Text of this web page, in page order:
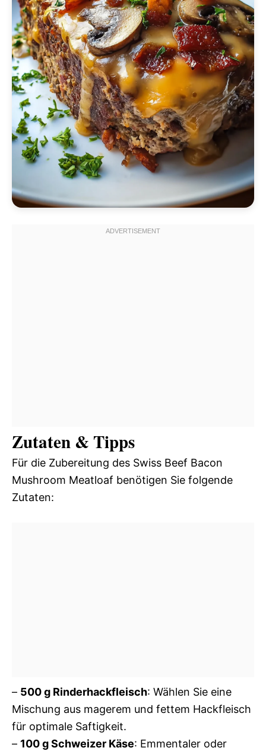
Zutaten & Tipps
Für die Zubereitung des Swiss Beef Bacon
Mushroom Meatloaf benötigen Sie folgende
Zutaten:
– 500 g Rinderhackfleisch: Wählen Sie eine
Mischung aus magerem und fettem Hackfleisch
für optimale Saftigkeit.
– 100 g Schweizer Käse: Emmentaler oder